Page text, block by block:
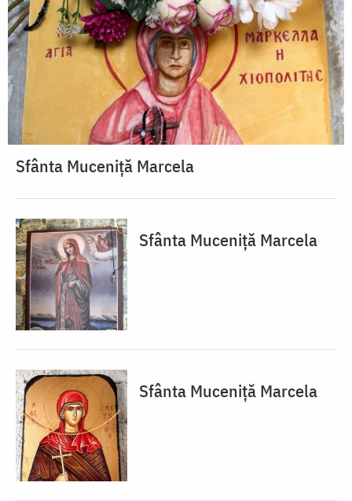
Sfânta Muceniță Marcela
Sfânta Muceniță Marcela
Sfânta Muceniță Marcela